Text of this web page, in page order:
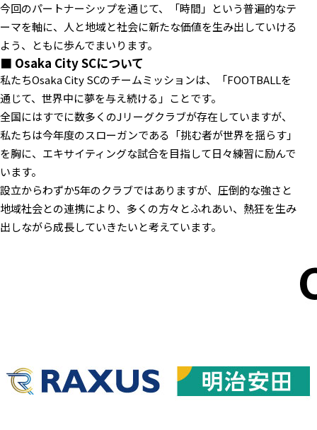
今回のパートナーシップを通じて、「時間」という普遍的なテ
ーマを軸に、人と地域と社会に新たな価値を生み出していける
よう、ともに歩んでまいります。
■ Osaka City SCについて
私たちOsaka City SCのチームミッションは、「FOOTBALLを
通じて、世界中に夢を与え続ける」ことです。
全国にはすでに数多くのJリーグクラブが存在していますが、
私たちは今年度のスローガンである「挑む者が世界を揺らす」
を胸に、エキサイティングな試合を目指して日々練習に励んで
います。
設立からわずか5年のクラブではありますが、圧倒的な強さと
地域社会との連携により、多くの方々とふれあい、熱狂を生み
出しながら成長していきたいと考えています。